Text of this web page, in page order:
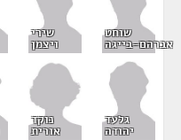
שוחט
אברהם-בייגה
שירי
ויצמן
גלעד
יהודה
נוקד
אורית